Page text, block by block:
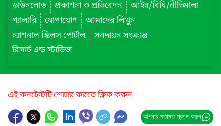
ডাউনলোড
প্রকাশনা ও প্রতিবেদন
আইন/বিধি/নীতিমালা
গ্যালারি
যোগাযোগ
আমাদের লিখুন
ন্যাশনাল স্কিলস পোর্টাল
সনদায়ন সংক্রান্ত
রিসার্চ এন্ড স্টাডিজ
এই কনটেন্টটি শেয়ার করতে ক্লিক করুন
আপনার মতামত প্রদান করুন